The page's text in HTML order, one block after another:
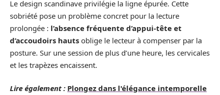
Le design scandinave privilégie la ligne épurée. Cette
sobriété pose un problème concret pour la lecture
prolongée : l’absence fréquente d’appui-tête et
d’accoudoirs hauts oblige le lecteur à compenser par la
posture. Sur une session de plus d’une heure, les cervicales
et les trapèzes encaissent.
Lire également : Plongez dans l'élégance intemporelle